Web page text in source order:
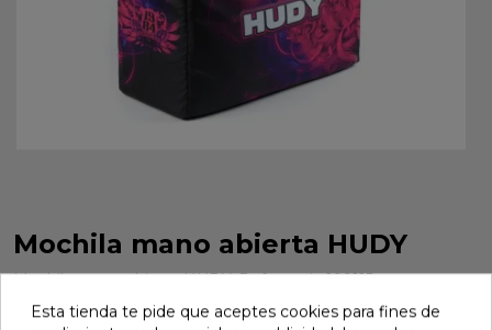
Mochila mano abierta HUDY
Mochila mano abierta HUDY. Referencia 199115.
Marca: Hudy Ref: 199115
Esta tienda te pide que aceptes cookies para fines de